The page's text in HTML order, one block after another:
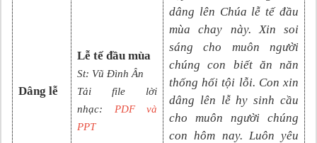
Dâng lễ
Lễ tế đầu mùa
St: Vũ Đình Ân
Tải file lời
nhạc:
PDF và
PPT
dâng lên Chúa lễ tế đầu
mùa chay này. Xin soi
sáng cho muôn người
chúng con biết ăn năn
thống hối tội lỗi. Con xin
dâng lên lễ hy sinh cầu
cho muôn người chúng
con hôm nay. Luôn yêu